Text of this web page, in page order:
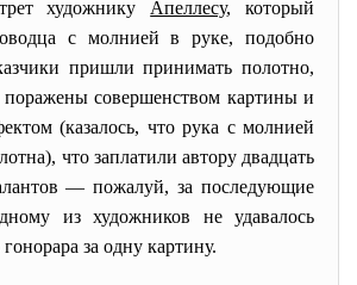
художнику Апеллесу, который
с молнией в руке, подобно
пришли принимать полотно,
совершенством картины и
(казалось, что рука с молнией
что заплатили автору двадцать
— пожалуй, за последующие
из художников не удавалось
за одну картину.